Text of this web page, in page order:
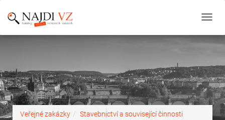
Veřejné zakázky
Stavebnictví a související činnosti